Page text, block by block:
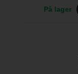
På lager